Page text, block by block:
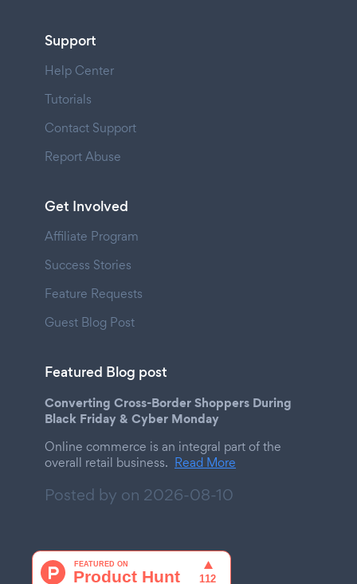
Support
Help Center
Tutorials
Contact Support
Report Abuse
Get Involved
Affiliate Program
Success Stories
Feature Requests
Guest Blog Post
Featured Blog post
Converting Cross-Border Shoppers During
Black Friday & Cyber Monday
Online commerce is an integral part of the
overall retail business. Read More
Posted by on 2026-08-10